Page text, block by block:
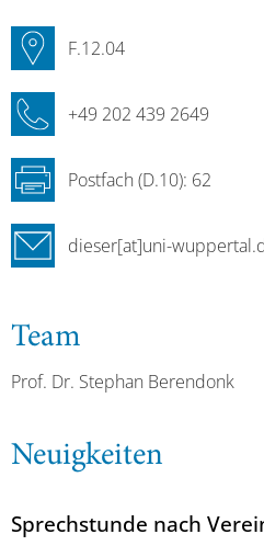
F.12.04
+49 202 439 2649
Postfach (D.10): 62
dieser[at]uni-
Team
Prof. Dr. Stephan Berendonk
Neuigkeiten
Sprechstunde nach